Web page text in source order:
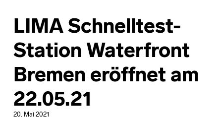
LIMA Schnelltest-
Station Waterfront
Bremen eröffnet am
22.05.21
20. Mai 2021